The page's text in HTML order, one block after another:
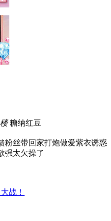
糖纳红豆
粉丝带回家打炮做爱紫衣诱惑
强太欠操了
战！